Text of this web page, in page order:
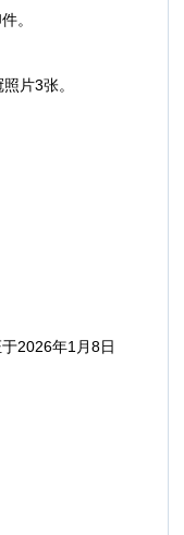
。
片3张。
2026年1月8日